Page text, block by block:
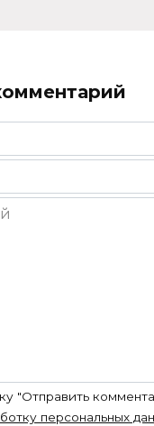
"Отправить
персональных